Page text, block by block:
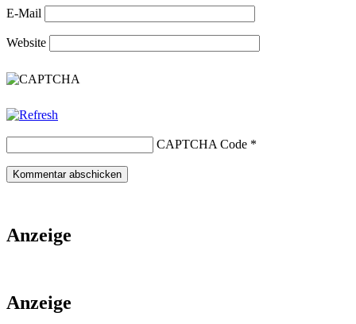
E-Mail
Website
CAPTCHA Code *
Anzeige
Anzeige